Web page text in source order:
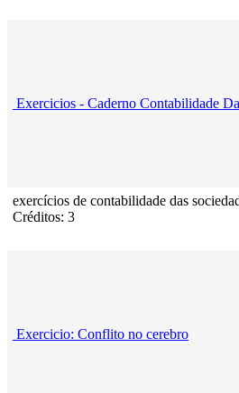
Exercicios - Caderno Contabilidade
exercícios de contabilidade das
Créditos: 3
Exercicio: Conflito no cerebro